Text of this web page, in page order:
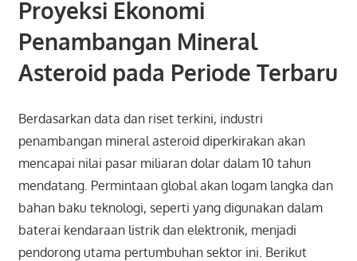
Proyeksi Ekonomi
Penambangan Mineral
Asteroid pada Periode Terbaru
Berdasarkan data dan riset terkini, industri
penambangan mineral asteroid diperkirakan akan
mencapai nilai pasar miliaran dolar dalam 10 tahun
mendatang. Permintaan global akan logam langka dan
bahan baku teknologi, seperti yang digunakan dalam
baterai kendaraan listrik dan elektronik, menjadi
pendorong utama pertumbuhan sektor ini. Berikut